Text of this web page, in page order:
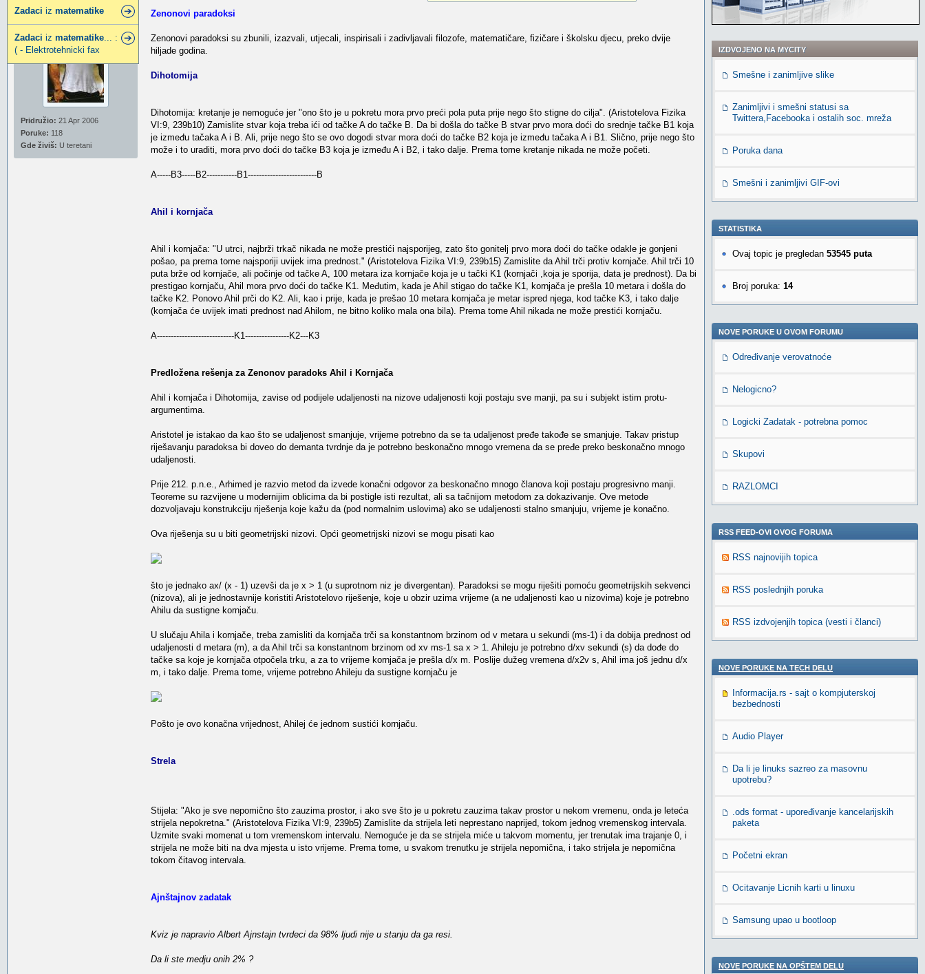
Zadaci iz matematike
Zadaci iz matematike... :
( - Elektrotehnicki fax
Pridružio: 21 Apr 2006
Poruke: 118
Gde živiš: U teretani
Zenonovi paradoksi
Zenonovi paradoksi su zbunili, izazvali, utjecali, inspirisali i zadivljavali filozofe, matematičare, fizičare i školsku djecu, preko dvije
hiljade godina.
Dihotomija
Dihotomija: kretanje je nemoguće jer "ono što je u pokretu mora prvo preći pola puta prije nego što stigne do cilja". (Aristotelova Fizika
VI:9, 239b10) Zamislite stvar koja treba ići od tačke A do tačke B. Da bi došla do tačke B stvar prvo mora doći do srednje tačke B1 koja
je između tačaka A i B. Ali, prije nego što se ovo dogodi stvar mora doći do tačke B2 koja je između tačaka A i B1. Slično, prije nego što
može i to uraditi, mora prvo doći do tačke B3 koja je između A i B2, i tako dalje. Prema tome kretanje nikada ne može početi.
A-----B3-----B2-----------B1-------------------------B
Ahil i kornjača
Ahil i kornjača: "U utrci, najbrži trkač nikada ne može prestići najsporijeg, zato što gonitelj prvo mora doći do tačke odakle je gonjeni
pošao, pa prema tome najsporiji uvijek ima prednost." (Aristotelova Fizika VI:9, 239b15) Zamislite da Ahil trči protiv kornjače. Ahil trči 10
puta brže od kornjače, ali počinje od tačke A, 100 metara iza kornjače koja je u tački K1 (kornjači ,koja je sporija, data je prednost). Da bi
prestigao kornjaču, Ahil mora prvo doći do tačke K1. Međutim, kada je Ahil stigao do tačke K1, kornjača je prešla 10 metara i došla do
tačke K2. Ponovo Ahil prči do K2. Ali, kao i prije, kada je prešao 10 metara kornjača je metar ispred njega, kod tačke K3, i tako dalje
(kornjača će uvijek imati prednost nad Ahilom, ne bitno koliko mala ona bila). Prema tome Ahil nikada ne može prestići kornjaču.
A----------------------------K1----------------K2---K3
Predložena rešenja za Zenonov paradoks Ahil i Kornjača
Ahil i kornjača i Dihotomija, zavise od podijele udaljenosti na nizove udaljenosti koji postaju sve manji, pa su i subjekt istim protu-
argumentima.
Aristotel je istakao da kao što se udaljenost smanjuje, vrijeme potrebno da se ta udaljenost pređe takođe se smanjuje. Takav pristup
riješavanju paradoksa bi doveo do demanta tvrdnje da je potrebno beskonačno mnogo vremena da se pređe preko beskonačno mnogo
udaljenosti.
Prije 212. p.n.e., Arhimed je razvio metod da izvede konačni odgovor za beskonačno mnogo članova koji postaju progresivno manji.
Teoreme su razvijene u modernijim oblicima da bi postigle isti rezultat, ali sa tačnijom metodom za dokazivanje. Ove metode
dozvoljavaju konstrukciju riješenja koje kažu da (pod normalnim uslovima) ako se udaljenosti stalno smanjuju, vrijeme je konačno.
Ova riješenja su u biti geometrijski nizovi. Opći geometrijski nizovi se mogu pisati kao
što je jednako ax/ (x - 1) uzevši da je x > 1 (u suprotnom niz je divergentan). Paradoksi se mogu riješiti pomoću geometrijskih sekvenci
(nizova), ali je jednostavnije koristiti Aristotelovo riješenje, koje u obzir uzima vrijeme (a ne udaljenosti kao u nizovima) koje je potrebno
Ahilu da sustigne kornjaču.
U slučaju Ahila i kornjače, treba zamisliti da kornjača trči sa konstantnom brzinom od v metara u sekundi (ms-1) i da dobija prednost od
udaljenosti d metara (m), a da Ahil trči sa konstantnom brzinom od xv ms-1 sa x > 1. Ahileju je potrebno d/xv sekundi (s) da dođe do
tačke sa koje je kornjača otpočela trku, a za to vrijeme kornjača je prešla d/x m. Poslije dužeg vremena d/x2v s, Ahil ima još jednu d/x
m, i tako dalje. Prema tome, vrijeme potrebno Ahileju da sustigne kornjaču je
Pošto je ovo konačna vrijednost, Ahilej će jednom sustići kornjaču.
Strela
Stijela: "Ako je sve nepomično što zauzima prostor, i ako sve što je u pokretu zauzima takav prostor u nekom vremenu, onda je leteća
strijela nepokretna." (Aristotelova Fizika VI:9, 239b5) Zamislite da strijela leti neprestano naprijed, tokom jednog vremenskog intervala.
Uzmite svaki momenat u tom vremenskom intervalu. Nemoguće je da se strijela miće u takvom momentu, jer trenutak ima trajanje 0, i
strijela ne može biti na dva mjesta u isto vrijeme. Prema tome, u svakom trenutku je strijela nepomična, i tako strijela je nepomična
tokom čitavog intervala.
Ajnštajnov zadatak
Kviz je napravio Albert Ajnstajn tvrdeci da 98% ljudi nije u stanju da ga resi.
Da li ste medju onih 2% ?
IZDVOJENO NA MYCITY
Smešne i zanimljive slike
Zanimljivi i smešni statusi sa
Twittera,Facebooka i ostalih soc. mreža
Poruka dana
Smešni i zanimljivi GIF-ovi
STATISTIKA
Ovaj topic je pregledan 53545 puta
Broj poruka: 14
NOVE PORUKE U OVOM FORUMU
Određivanje verovatnoće
Nelogicno?
Logicki Zadatak - potrebna pomoc
Skupovi
RAZLOMCI
RSS FEED-OVI OVOG FORUMA
RSS najnovijih topica
RSS poslednjih poruka
RSS izdvojenjih topica (vesti i članci)
NOVE PORUKE NA TECH DELU
Informacija.rs - sajt o kompjuterskoj
bezbednosti
Audio Player
Da li je linuks sazreo za masovnu
upotrebu?
.ods format - upoređivanje kancelarijskih
paketa
Početni ekran
Ocitavanje Licnih karti u linuxu
Samsung upao u bootloop
NOVE PORUKE NA OPŠTEM DELU